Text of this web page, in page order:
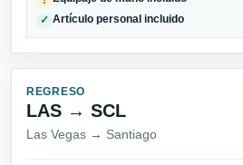
✓ Artículo personal incluido
REGRESO
LAS → SCL
Las Vegas → Santiago